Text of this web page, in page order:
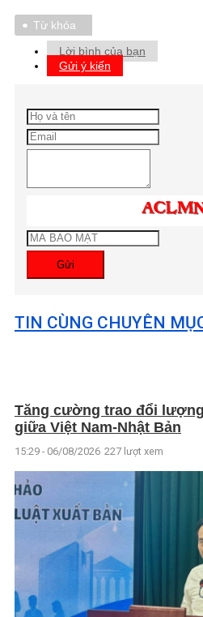
Từ khóa
Lời bình của bạn
Gửi ý kiến
Gửi
TIN CÙNG CHUYÊN
Tăng cường trao đổi
giữa Việt Nam-Nhật Bản
15:29 - 06/08/2026 227 lượt xem